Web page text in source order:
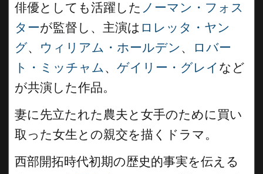
俳優としても活躍した ノーマン・フォス
ターが監督し、主演は ロレッタ・ヤン
グ、 ウィリアム・ホールデン 、
ロバー
ト・ミッチャム、 ゲイリー・グレイ など
が共演した作品。
妻に先立たれた農夫と女手のために買い
取った女生との親交を描くドラマ。
西部開拓時代初期の歴史的事実を伝える